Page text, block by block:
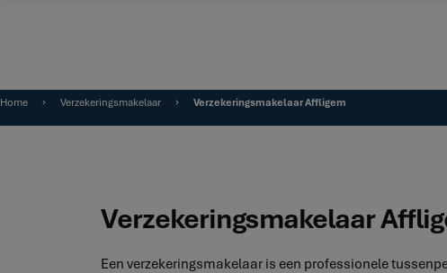
Home Verzekeringsmakelaar Verzekeringsmakelaar Affligem
Verzekeringsmakelaar
Een verzekeringsmakelaar is een professionele